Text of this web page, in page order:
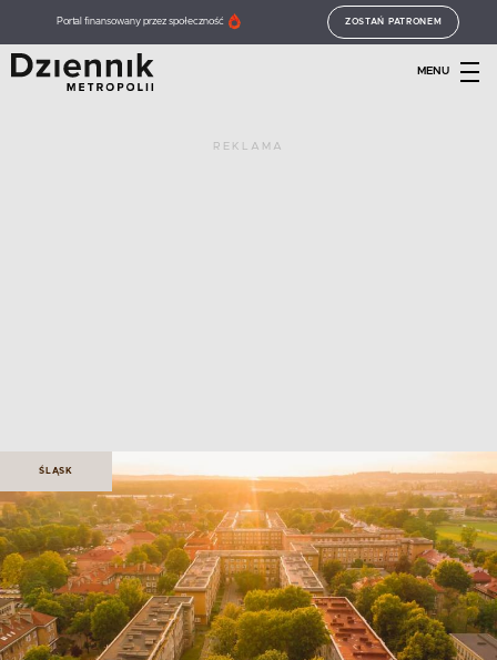
Portal finansowany przez społeczność ZOSTAŃ PATRONEM
MENU
REKLAMA
ŚLĄSK